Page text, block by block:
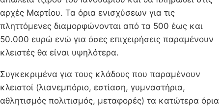
αρχές Μαρτίου. Τα όρια ενισχύσεων για τις
πληττόμενες διαμορφώνονται από τα 500 έως και
50.000 ευρώ ενώ για όσες επιχειρήσεις παραμένουν
κλειστές θα είναι υψηλότερα.
Συγκεκριμένα για τους κλάδους που παραμένουν
κλειστοί (λιανεμπόριο, εστίαση, γυμναστήρια,
αθλητισμός πολιτισμός, μεταφορές) τα κατώτερα όρια